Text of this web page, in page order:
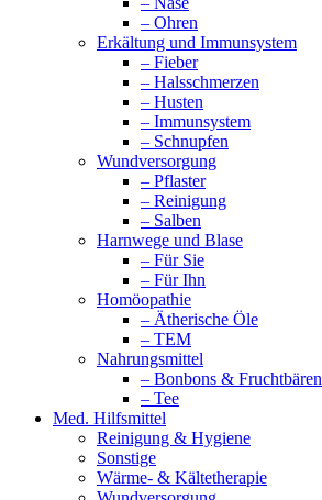
– Ohren
Erkältung und Immunsystem
– Fieber
– Halsschmerzen
– Husten
– Immunsystem
– Schnupfen
Wundversorgung
– Pflaster
– Reinigung
– Salben
Harnwege und Blase
– Für Sie
– Für Ihn
Homöopathie
– Ätherische Öle
– TEM
Nahrungsmittel
– Bonbons & Fruchtbären
– Tee
Med. Hilfsmittel
Reinigung & Hygiene
Sonstige
Wärme- & Kältetherapie